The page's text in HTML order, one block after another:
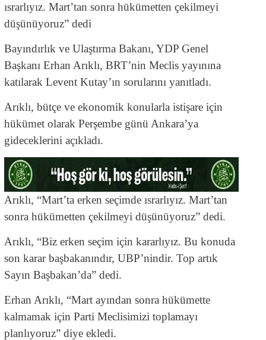
ısrarlıyız. Mart’tan sonra hükümetten çekilmeyi
düşünüyoruz” dedi
Bayındırlık ve Ulaştırma Bakanı, YDP Genel
Başkanı Erhan Arıklı, BRT’nin Meclis yayınına
katılarak Levent Kutay’ın sorularını yanıtladı.
Arıklı, bütçe ve ekonomik konularla istişare için
hükümet olarak Perşembe günü Ankara’ya
gideceklerini açıkladı.
Arıklı, “Mart’ta erken seçimde ısrarlıyız. Mart’tan
sonra hükümetten çekilmeyi düşünüyoruz” dedi.
Arıklı, “Biz erken seçim için kararlıyız. Bu konuda
son karar başbakanındır, UBP’nindir. Top artık
Sayın Başbakan’da” dedi.
Erhan Arıklı, “Mart ayından sonra hükümette
kalmamak için Parti Meclisimizi toplamayı
planlıyoruz” diye ekledi.